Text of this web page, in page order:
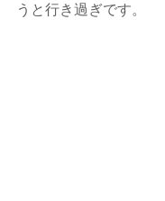
うと行き過ぎです。